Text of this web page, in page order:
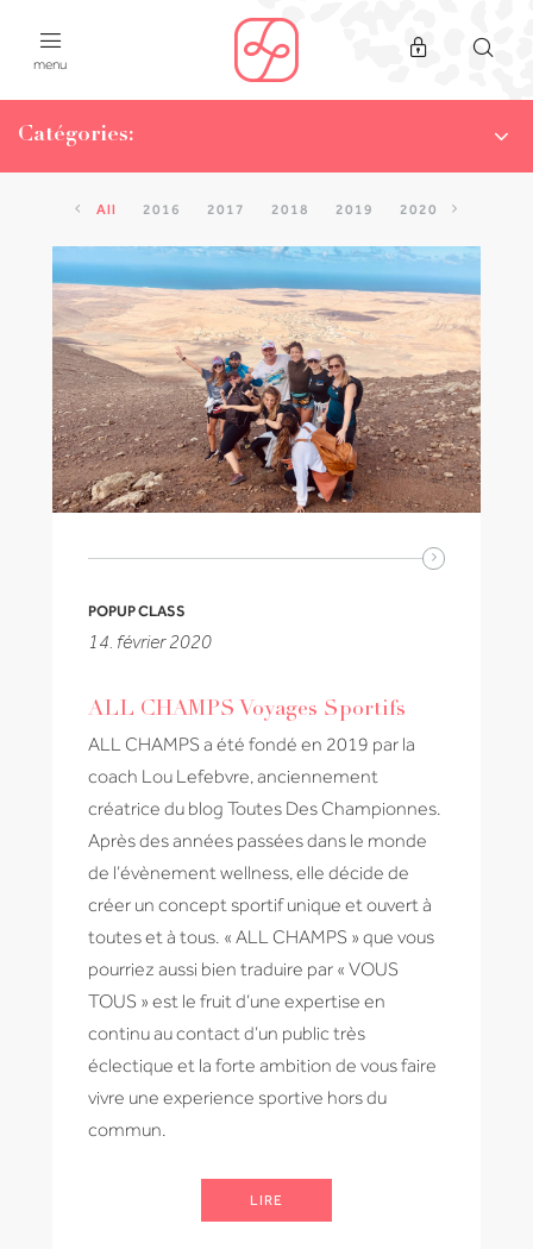
menu
Catégories:
WHAT THE F..OOD!
ON A TESTÉ
#SPORTYISTHENEWCODE
WORKOUTS
POPUP CLASS
All 2016 2017 2018 2019 2020
POPUP CLASS
14. février 2020
ALL CHAMPS Voyages Sportifs
ALL CHAMPS a été fondé en 2019 par la
coach Lou Lefebvre, anciennement
créatrice du blog Toutes Des Championnes.
Après des années passées dans le monde
de l’évènement wellness, elle décide de
créer un concept sportif unique et ouvert à
toutes et à tous. « ALL CHAMPS » que vous
pourriez aussi bien traduire par « VOUS
TOUS » est le fruit d’une expertise en
continu au contact d’un public très
éclectique et la forte ambition de vous faire
vivre une experience sportive hors du
commun.
LIRE